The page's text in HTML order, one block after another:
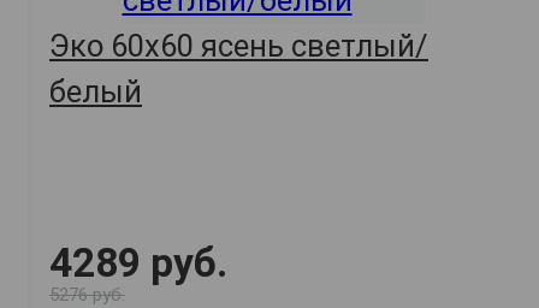
Эко 60х60 ясень светлый/
белый
4289 руб.
5276 руб.